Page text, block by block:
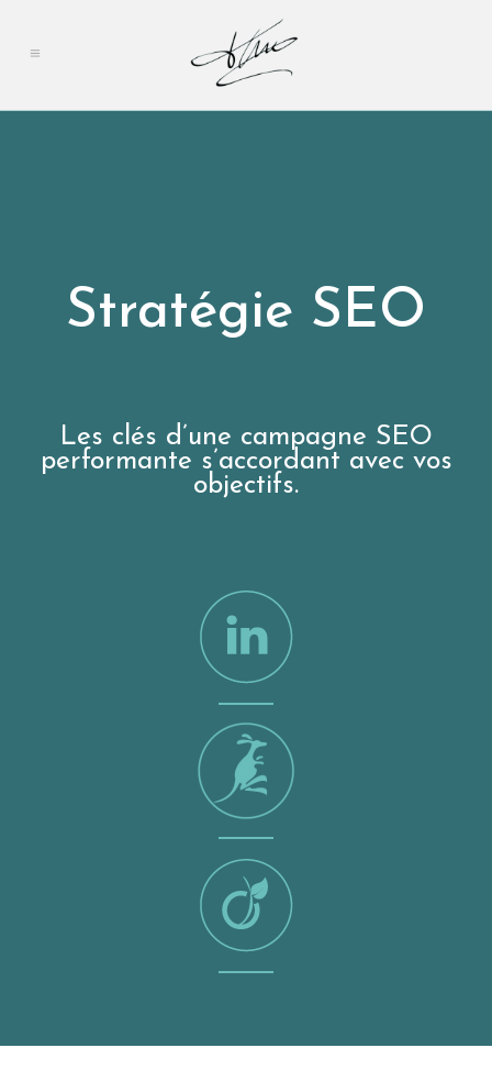
Stratégie SEO
Les clés d’une campagne SEO
performante s’accordant avec vos
objectifs.